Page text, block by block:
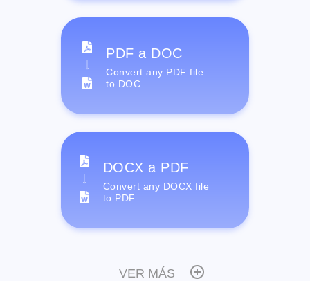
PDF a DOC
Convert any PDF file
to DOC
DOCX a PDF
Convert any DOCX file
to PDF
VER MÁS